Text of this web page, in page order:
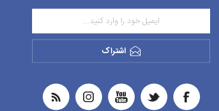
اشتراک